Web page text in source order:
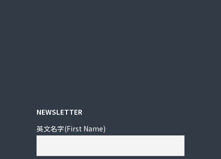
NEWSLETTER
英文名字(First Name)